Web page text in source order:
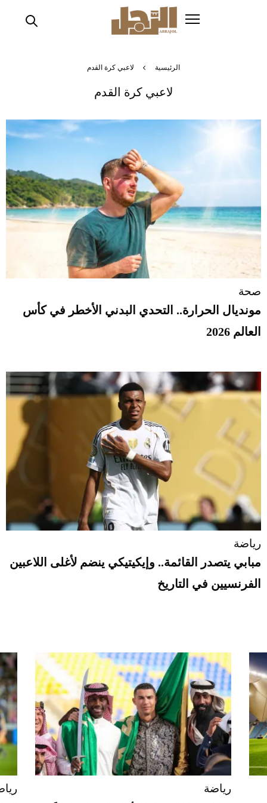
الرئيسية لاعبي كرة القدم
لاعبي كرة القدم
صحة
مونديال الحرارة.. التحدي البدني الأخطر في كأس
العالم 2026
رياضة
مبابي يتصدر القائمة.. وإيكيتيكي ينضم لأغلى اللاعبين
الفرنسيين في التاريخ
رياضة